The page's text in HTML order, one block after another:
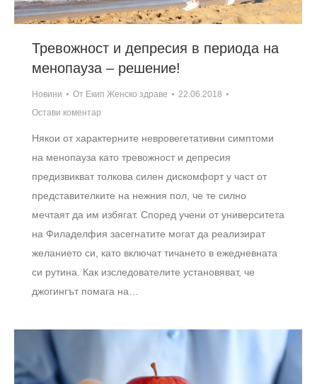
Тревожност и депресия в периода на
менопауза – решение!
Новини От Екип Женско здраве
22.06.2018
Остави коментар
Някои от характерните невровегетативни симптоми
на менопауза като тревожност и депресия
предизвикват толкова силен дискомфорт у част от
представителките на нежния пол, че те силно
мечтаят да им избягат. Според учени от университета
на Филаделфия засегнатите могат да реализират
желанието си, като включат тичането в ежедневната
си рутина. Как изследователите установяват, че
джогингът помага на…